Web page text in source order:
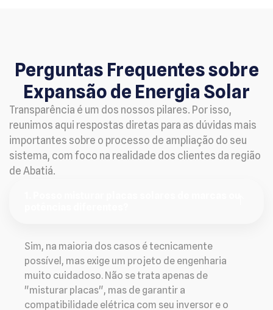
Perguntas Frequentes sobre
Expansão de Energia Solar
Transparência é um dos nossos pilares. Por isso,
reunimos aqui respostas diretas para as dúvidas mais
importantes sobre o processo de ampliação do seu
sistema, com foco na realidade dos clientes da região
de Abatiá.
Sim, na maioria dos casos é tecnicamente
possível, mas exige um projeto de engenharia
muito cuidadoso. Não se trata apenas de
"misturar placas", mas de garantir a
compatibilidade elétrica com seu inversor e o